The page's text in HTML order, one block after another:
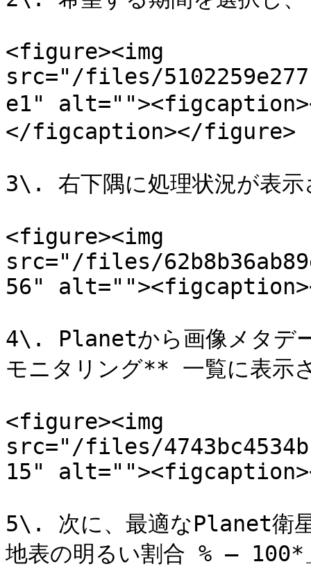
<figure><img
src="/files/
e1"
</figcaption></figure>
3\. 右下隅に処理状況が表示
<figure><img
src="/files/
56"
4\. Planetから画像メタデ
モニタリング** 一覧に表示
<figure><img
src="/files/
15"
5\. 次に、最適なPlanet衛星
地表の明るい割合 % – 100*